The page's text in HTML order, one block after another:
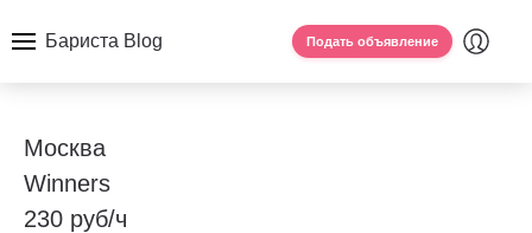
Бариста Blog Подать объявление
Москва
Winners
230 руб/ч